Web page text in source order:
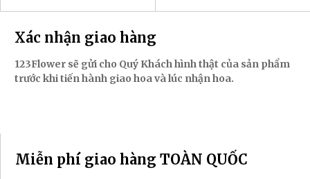
Xác nhận giao hàng
123Flower sẽ gửi cho Quý Khách hình thật của sản phẩm
trước khi tiến hành giao hoa và lúc nhận hoa.
Miễn phí giao hàng TOÀN QUỐC